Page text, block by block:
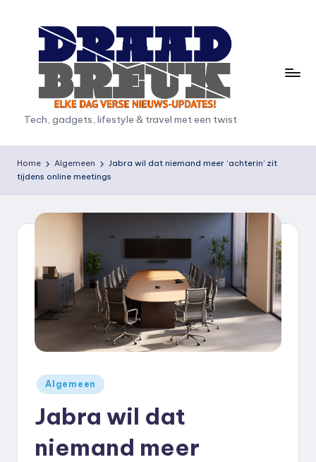
D
r
a
a
Tech, gadgets, lifestyle & travel met een twist
Home Algemeen
Jabra wil dat niemand meer ‘achterin’ zit
tijdens online meetings
Geplaatst
in
Algemeen
Jabra wil dat
niemand meer